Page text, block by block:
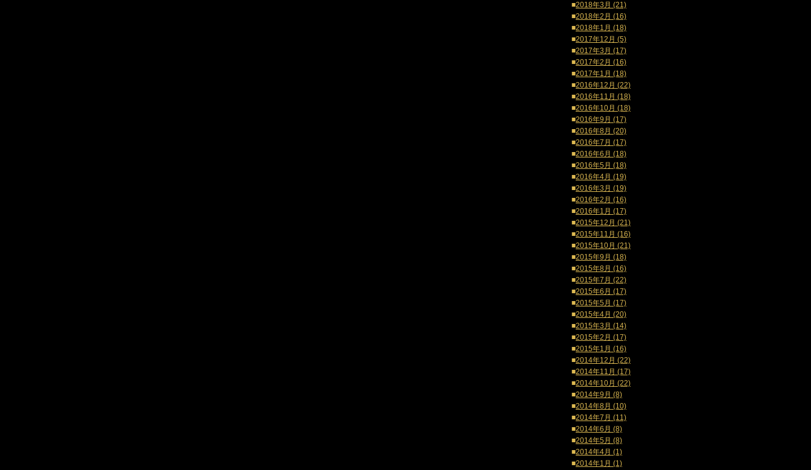
■2018年3月 (21)
■2018年2月 (16)
■2018年1月 (18)
■2017年12月 (5)
■2017年3月 (17)
■2017年2月 (16)
■2017年1月 (18)
■2016年12月 (22)
■2016年11月 (18)
■2016年10月 (18)
■2016年9月 (17)
■2016年8月 (20)
■2016年7月 (17)
■2016年6月 (18)
■2016年5月 (18)
■2016年4月 (19)
■2016年3月 (19)
■2016年2月 (16)
■2016年1月 (17)
■2015年12月 (21)
■2015年11月 (16)
■2015年10月 (21)
■2015年9月 (18)
■2015年8月 (16)
■2015年7月 (22)
■2015年6月 (17)
■2015年5月 (17)
■2015年4月 (20)
■2015年3月 (14)
■2015年2月 (17)
■2015年1月 (16)
■2014年12月 (22)
■2014年11月 (17)
■2014年10月 (22)
■2014年9月 (8)
■2014年8月 (10)
■2014年7月 (11)
■2014年6月 (8)
■2014年5月 (8)
■2014年4月 (1)
■2014年1月 (1)